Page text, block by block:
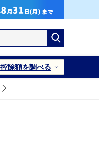
控除額を調べる